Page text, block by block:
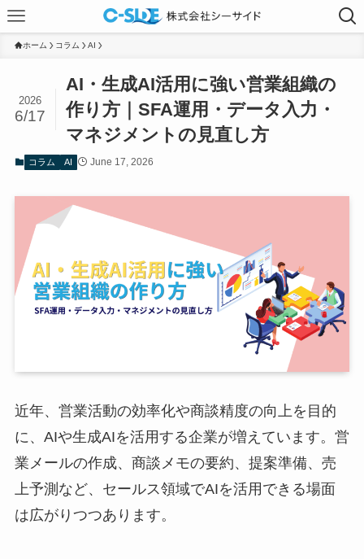
ホーム コラム AI
AI・生成AI活用に強い営業組織の
作り方｜SFA運用・データ入力・
マネジメントの見直し方
2026
6/17
コラム AI June 17, 2026
近年、営業活動の効率化や商談精度の向上を目的
に、AIや生成AIを活用する企業が増えています。営
業メールの作成、商談メモの要約、提案準備、売
上予測など、セールス領域でAIを活用できる場面
は広がりつつあります。